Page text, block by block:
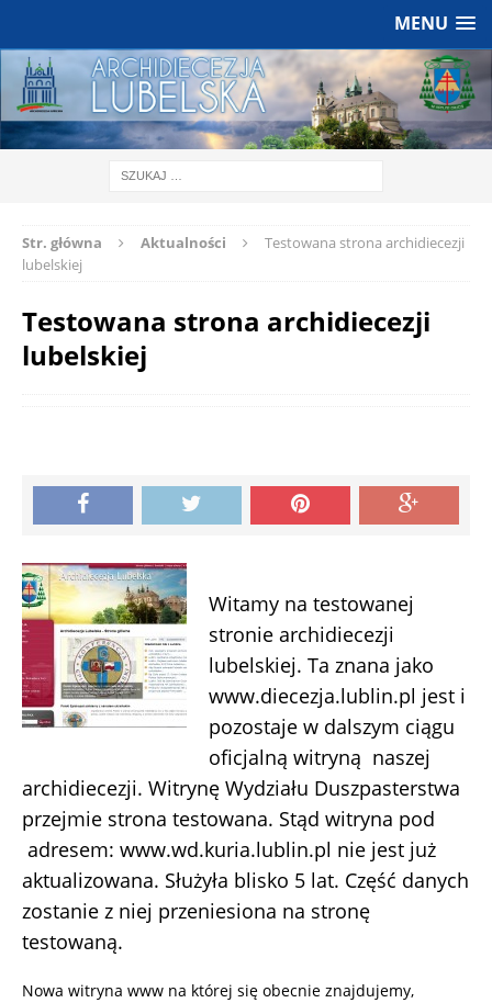
MENU
Str. główna Aktualności
Testowana strona archidiecezji
lubelskiej
Testowana strona archidiecezji
lubelskiej
Witamy na testowanej
stronie archidiecezji
lubelskiej. Ta znana jako
www.diecezja.lublin.pl jest i
pozostaje w dalszym ciągu
oficjalną witryną naszej
archidiecezji. Witrynę Wydziału Duszpasterstwa
przejmie strona testowana. Stąd witryna pod
adresem: www.wd.kuria.lublin.pl nie jest już
aktualizowana. Służyła blisko 5 lat. Część danych
zostanie z niej przeniesiona na stronę
testowaną.
Nowa witryna www na której się obecnie znajdujemy,